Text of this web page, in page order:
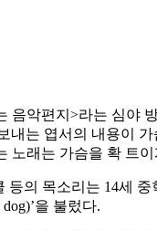
음악편지>라는 심야
는 엽서의 내용이
노래는 가슴을 확 트
의 목소리는 14세
을 불렀다.